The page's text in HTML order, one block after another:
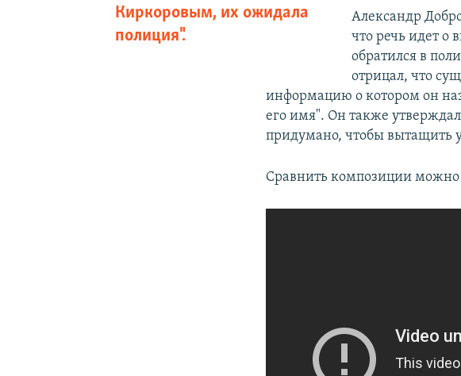
Киркоровым, их ожидала
полиция".​
Александр
что речь идет о
обратился в
отрицал, что
информацию о котором он
его имя". Он также
придумано, чтобы вытащить
Сравнить композиции можно